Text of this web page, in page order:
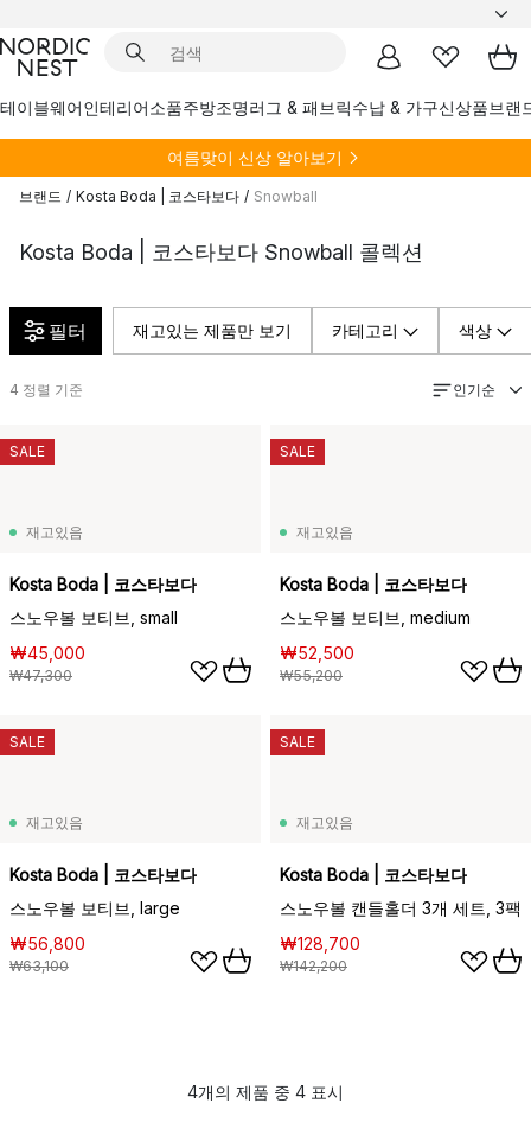
테이블웨어인테리어소품주방조명러그 & 패브릭수납 & 가구신상품브랜
여름맞이 신상 알아보기
브랜드 / Kosta Boda | 코스타보다 / Snowball
Kosta Boda | 코스타보다 Snowball 콜렉션
필터 재고있는 제품만 보기 카테고리 색상
4 정렬 기준 인기순
재고있음
Kosta Boda | 코스타보다
스노우볼 보티브, small
₩45,000
₩47,300
SALE
재고있음
Kosta Boda | 코스타보다
스노우볼 보티브, medium
₩52,500
₩55,200
SALE
재고있음
Kosta Boda | 코스타보다
스노우볼 보티브, large
₩56,800
₩63,100
SALE
재고있음
Kosta Boda | 코스타보다
스노우볼 캔들홀더 3개 세트, 3팩
₩128,700
₩142,200
SALE
4개의 제품 중 4 표시